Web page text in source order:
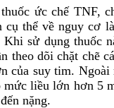
ức chế TNF,
cụ thể về nguy cơ
sử dụng thuốc
theo dõi chặt chẽ
của suy tim.
liều lớn hơn 5
nặng.